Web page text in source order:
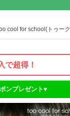
cool for school(トゥー
で超得！
ンプレゼント♥